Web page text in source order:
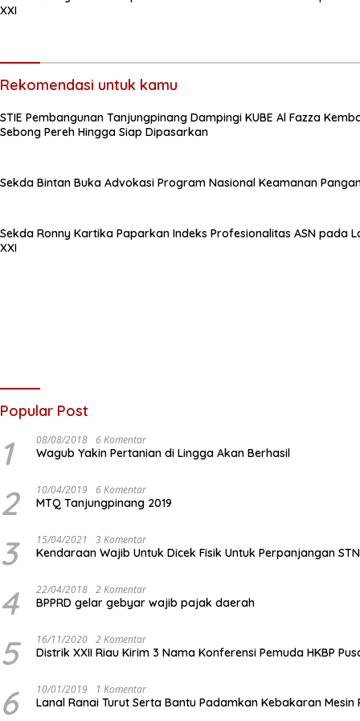
XXI
Rekomendasi untuk kamu
STIE Pembangunan Tanjungpinang Dampingi KUBE Al Fazza
Sebong Pereh Hingga Siap Dipasarkan
Sekda Bintan Buka Advokasi Program Nasional Keamanan
Sekda Ronny Kartika Paparkan Indeks Profesionalitas ASN pada
XXI
Popular Post
1 08/08/2018 6 Komentar
Wagub Yakin Pertanian di Lingga Akan Berhasil
2 10/04/2019 6 Komentar
MTQ Tanjungpinang 2019
3 15/04/2021 3 Komentar
Kendaraan Wajib Untuk Dicek Fisik Untuk Perpanjangan
4 22/04/2018 2 Komentar
BPPRD gelar gebyar wajib pajak daerah
5 16/11/2020 2 Komentar
Distrik XXII Riau Kirim 3 Nama Konferensi Pemuda HKBP
6 10/01/2019 1 Komentar
Lanal Ranai Turut Serta Bantu Padamkan Kebakaran Mesin